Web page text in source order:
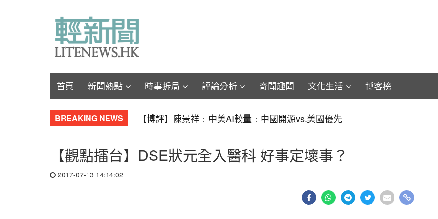
首頁 新聞熱點 時事拆局 評論分析 奇聞趣聞 文化生活 博客榜
BREAKING NEWS 【軍事博評】William：維珍尼亞BLK V劃歸巡航導彈核潛艇 美軍重訂艦種為
【觀點擂台】DSE狀元全入醫科 好事定壞事？
2017-07-13 14:14:02